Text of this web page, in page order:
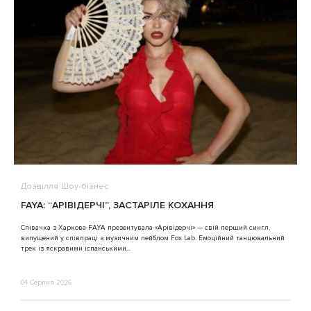
Дозвілля Шоу-бізнес
FAYA: “АРІВІДЕРЧІ”, ЗАСТАРІЛЕ КОХАННЯ
Співачка з Харкова FAYA презентувала «Арівідерчі» — свій перший сингл,
випущений у співпраці з музичним лейблом Fox Lab. Емоційний танцювальний
трек із яскравими іспанськими...
04 Серпня 2026